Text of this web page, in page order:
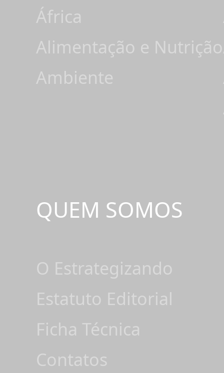
África
Alimentação e Nutrição
Ambiente
QUEM SOMOS
O Estrategizando
Estatuto Editorial
Ficha Técnica
Contatos